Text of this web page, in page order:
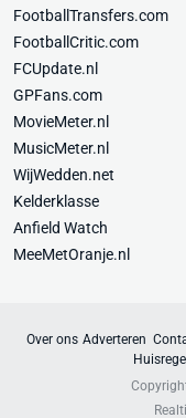
FootballTransfers.com
FootballCritic.com
FCUpdate.nl
GPFans.com
MovieMeter.nl
MusicMeter.nl
WijWedden.net
Kelderklasse
Anfield Watch
MeeMetOranje.nl
Over ons Adverteren